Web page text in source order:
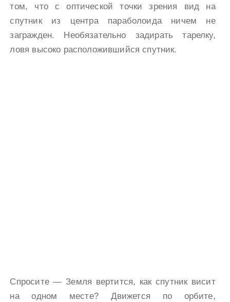
том, что с оптической точки зрения вид на
спутник из центра параболоида ничем не
загражден. Необязательно задирать тарелку,
ловя высоко расположившийся спутник.
Спросите — Земля вертится, как спутник висит
на одном месте? Движется по орбите,